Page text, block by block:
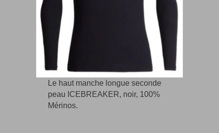
Le haut manche longue seconde
peau ICEBREAKER, noir, 100%
Mérinos.